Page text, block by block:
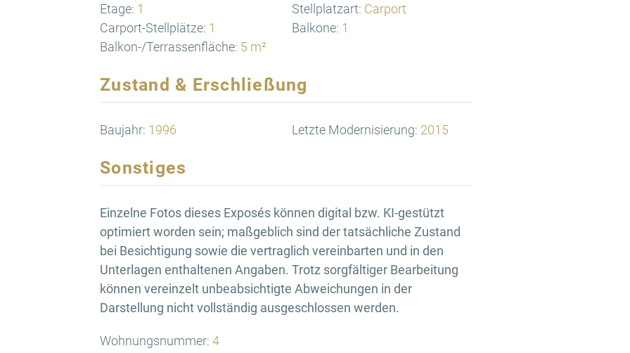
Etage: 1 Stellplatzart: Carport
Carport-Stellplätze: 1 Balkone: 1
Balkon-/Terrassenfläche: 5 m²
Zustand & Erschließung
Baujahr: 1996 Letzte Modernisierung: 2015
Sonstiges
Einzelne Fotos dieses Exposés können digital bzw. KI-gestützt
optimiert worden sein; maßgeblich sind der tatsächliche Zustand
bei Besichtigung sowie die vertraglich vereinbarten und in den
Unterlagen enthaltenen Angaben. Trotz sorgfältiger Bearbeitung
können vereinzelt unbeabsichtigte Abweichungen in der
Darstellung nicht vollständig ausgeschlossen werden.
Wohnungsnummer: 4